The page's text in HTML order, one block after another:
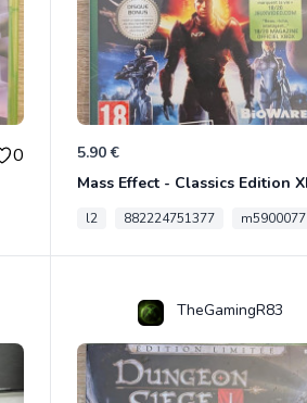
0 5.90 €
l2 882224751377 m5900077
TheGamingR83